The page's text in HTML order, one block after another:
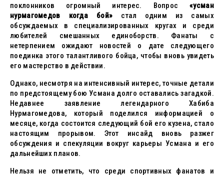
поклонников огромный интерес. Вопрос«усман
нурмагомедов когда бой» стал одним из самых
обсуждаемых в специализированных кругах и среди
любителей смешанных единоборств. Фанаты с
нетерпением ожидают новостей о дате следующего
поединка этого талантливого бойца, чтобы вновь увидеть
его мастерство в действии.
Однако, несмотря на интенсивный интерес, точные детали
по предстоящему бою Усмана долго оставались загадкой.
Недавнее заявление легендарного Хабиба
Нурмагомедова, который поделился информацией о
месяце, когда состоится следующий бой его кузена, стало
настоящим прорывом. Этот инсайд вновь разжег
обсуждения и спекуляции вокруг карьеры Усмана и его
дальнейших планов.
Нельзя не отметить, что среди спортивных фанатов и